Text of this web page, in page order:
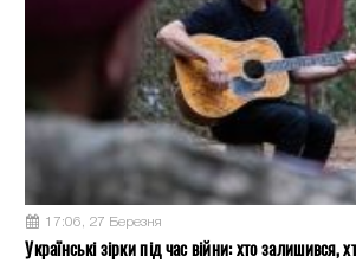
17:06, 27 Березня
Українські зірки під час війни: хто залишився,